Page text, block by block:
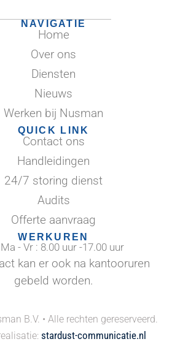
NAVIGATIE
Home
Over ons
Diensten
Nieuws
Werken bij Nusman
QUICK LINK
Contact ons
Handleidingen
24/7 storing dienst
Audits
Offerte aanvraag
WERKUREN
Ma - Vr : 8.00 uur -17.00 uur
kan er ook na kantooruren
gebeld worden.
B.V. • Alle rechten gereserveerd.
stardust-communicatie.nl